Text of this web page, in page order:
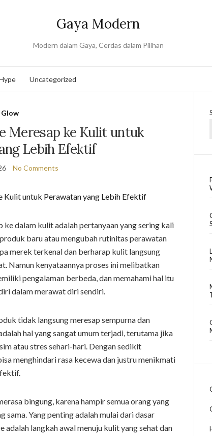
Gaya Modern
Modern dalam Gaya, Cerdas dalam Pilihan
Uncategorized
Glow
Meresap ke Kulit untuk
Lebih Efektif
No Comments
ke dalam kulit adalah pertanyaan yang sering kali
baru atau mengubah rutinitas perawatan
merek terkenal dan berharap kulit langsung
Namun kenyataannya proses ini melibatkan
pengalaman berbeda, dan memahami hal itu
dalam merawat diri sendiri.
tidak langsung meresap sempurna dan
hal yang sangat umum terjadi, terutama jika
atau stres sehari-hari. Dengan sedikit
menghindari rasa kecewa dan justru menikmati
bingung, karena hampir semua orang yang
sama. Yang penting adalah mulai dari dasar
adalah langkah awal menuju kulit yang sehat dan